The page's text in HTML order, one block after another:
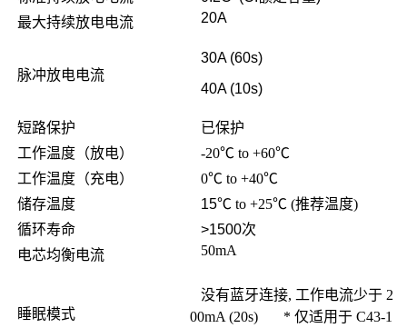
最大持续放电电流
20A
脉冲放电电流
30A (60s)
40A (10s)
短路保护
已保护
工作温度（放电）
-20℃ to +60℃
工作温度（充电）
0℃ to +40℃
储存温度
15℃ to +25℃ (推荐温度)
循环寿命
>1500次
电芯均衡电流
50mA
睡眠模式
没有蓝牙连接, 工作电流少于 2
00mA (20s) * 仅适用于 C43-1